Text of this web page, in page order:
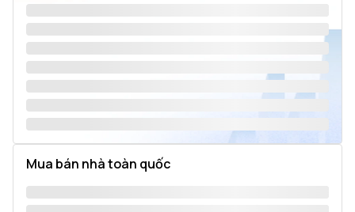
Mua bán nhà toàn quốc